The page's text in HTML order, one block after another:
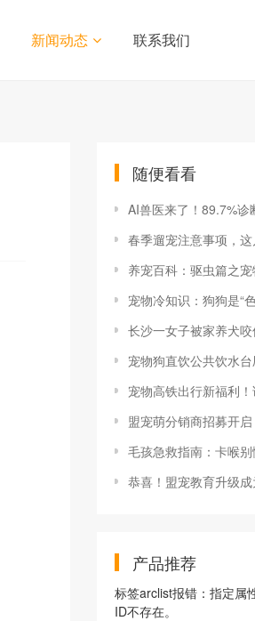
新闻动态 联系我们
随便看看
AI兽医来了！89.7%诊断准确率，宠
春季遛宠注意事项，这几类花
养宠百科：驱虫篇之宠物
宠物冷知识：狗狗是“色盲”？猫咪
长沙一女子被家养犬咬伤未规范处置 两月后狂犬病
宠物狗直饮公共饮水台刷屏：成都、重庆、深圳接连
宠物高铁出行新福利！试点范围再拓展，
盟宠萌分销商招募开启！最高15%佣
毛孩急救指南：卡喉别慌！中暑快降
恭喜！盟宠教育升级成为
产品推荐
标签arclist报错：指定属
ID不存在。